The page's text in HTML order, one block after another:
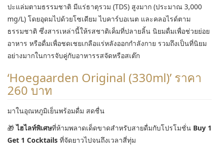
ปะแล่มตามธรรมชาติ มีแร่ธาตุรวม (TDS) สูงมาก (ประมาณ 3,000
mg/L) โดยอุดมไปด้วยโซเดียม ไบคาร์บอเนต และคลอไรด์ตาม
ธรรมชาติ ซึ่งสารเหล่านี้ให้รสชาติเค็มที่ปลายลิ้น นิยมดื่มเพื่อช่วยย่อย
อาหาร หรือดื่มเพื่อชดเชยเกลือแร่หลังออกกำลังกาย รวมถึงเป็นที่นิยม
อย่างมากในการจับคู่กับอาหารรสจัดหรือสเต๊ก
‘Hoegaarden Original (330ml)’ ราคา
260 บาท
มาในอุณหภูมิเย็นพร้อมดื่ม สดชื่น
🎁ไฮไลท์พิเศษที่ห้ามพลาดเด็ดขาดสำหรับสายดื่มกับโปรโมชั่น Buy 1
Get 1 Cocktails ที่จัดยาวไปจนถึงเวลาสี่ทุ่ม